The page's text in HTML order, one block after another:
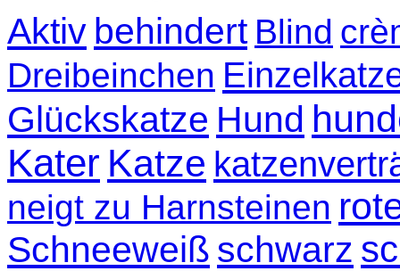
Aktiv behindert Blind
Dreibeinchen
Glückskatze Hund
Kater Katze
neigt zu Harnsteinen
Schneeweiß schwarz